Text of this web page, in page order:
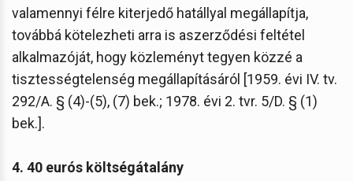
valamennyi félre kiterjedő hatállyal megállapítja,
továbbá kötelezheti arra is aszerződési feltétel
alkalmazóját, hogy közleményt tegyen közzé a
tisztességtelenség megállapításáról [1959. évi IV. tv.
292/A. § (4)-(5), (7) bek.; 1978. évi 2. tvr. 5/D. § (1)
bek.].
4. 40 eurós költségátalány